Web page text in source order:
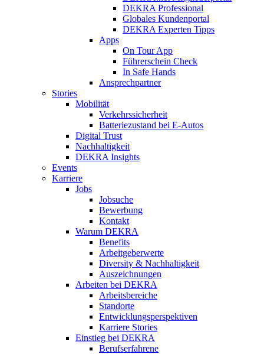
DEKRA Professional
Globales Kundenportal
DEKRA Experten Tipps
Apps
On Tour App
Führerschein Check
In Safe Hands
Ansprechpartner
Stories
Mobilität
Verkehrssicherheit
Batteriezustand bei E-Autos
Digital Trust
Nachhaltigkeit
DEKRA Insights
Events
Karriere
Jobs
Jobsuche
Bewerbung
Kontakt
Warum DEKRA
Benefits
Arbeitgeberwerte
Diversity & Nachhaltigkeit
Auszeichnungen
Arbeiten bei DEKRA
Arbeitsbereiche
Standorte
Entwicklungsperspektiven
Karriere Stories
Einstieg bei DEKRA
Berufserfahrene